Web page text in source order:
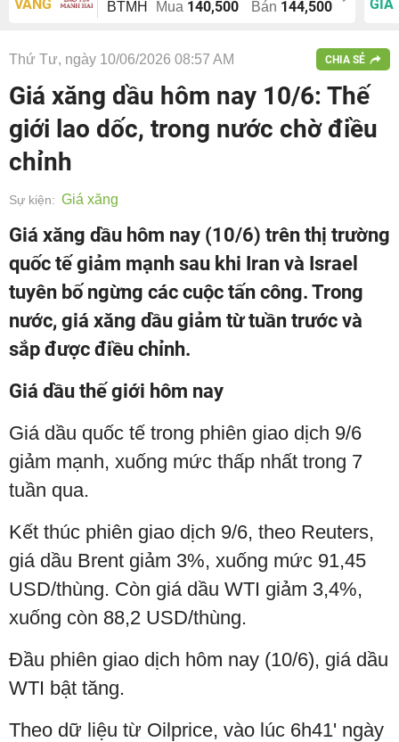
VÀNG
BTMH Mua 140,500 Bán 144,500
GIÁ
Thứ Tư, ngày 10/06/2026 08:57 AM CHIA SẺ
Giá xăng dầu hôm nay 10/6: Thế
giới lao dốc, trong nước chờ điều
chỉnh
Sự kiện: Giá xăng
Giá xăng dầu hôm nay (10/6) trên thị trường
quốc tế giảm mạnh sau khi Iran và Israel
tuyên bố ngừng các cuộc tấn công. Trong
nước, giá xăng dầu giảm từ tuần trước và
sắp được điều chỉnh.
Giá dầu thế giới hôm nay
Giá dầu quốc tế trong phiên giao dịch 9/6
giảm mạnh, xuống mức thấp nhất trong 7
tuần qua.
Kết thúc phiên giao dịch 9/6, theo Reuters,
giá dầu Brent giảm 3%, xuống mức 91,45
USD/thùng. Còn giá dầu WTI giảm 3,4%,
xuống còn 88,2 USD/thùng.
Đầu phiên giao dịch hôm nay (10/6), giá dầu
WTI bật tăng.
Theo dữ liệu từ Oilprice, vào lúc 6h41' ngày